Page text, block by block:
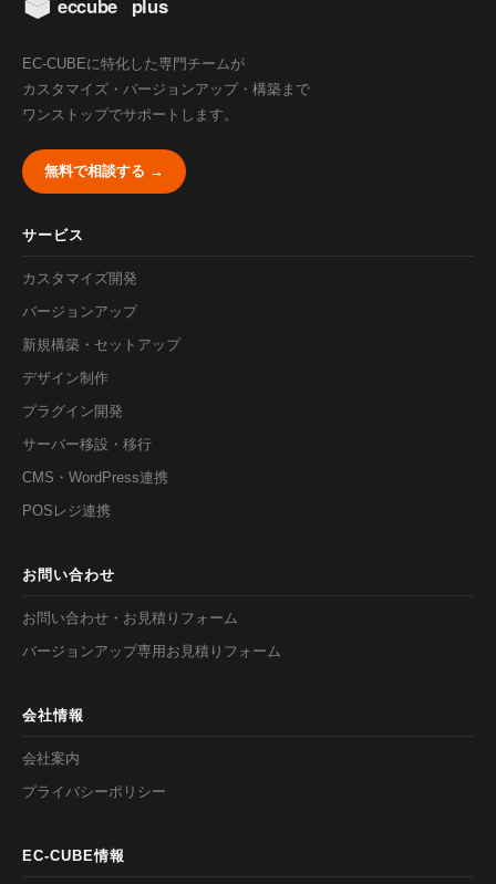
EC-CUBEに特化した専門チームが
カスタマイズ・バージョンアップ・構築まで
ワンストップでサポートします。
無料で相談する →
サービス
カスタマイズ開発
バージョンアップ
新規構築・セットアップ
デザイン制作
プラグイン開発
サーバー移設・移行
CMS・WordPress連携
POSレジ連携
お問い合わせ
お問い合わせ・お見積りフォーム
バージョンアップ専用お見積りフォーム
会社情報
会社案内
プライバシーポリシー
EC-CUBE情報